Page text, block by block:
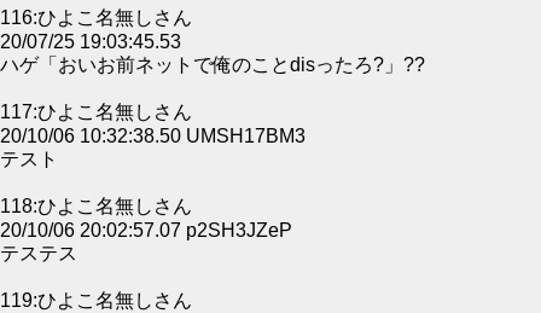
116:ひよこ名無しさん
20/07/25 19:03:45.53
ハゲ「おいお前ネットで俺のことdisったろ?」??
117:ひよこ名無しさん
20/10/06 10:32:38.50 UMSH17BM3
テスト
118:ひよこ名無しさん
20/10/06 20:02:57.07 p2SH3JZeP
テステス
119:ひよこ名無しさん